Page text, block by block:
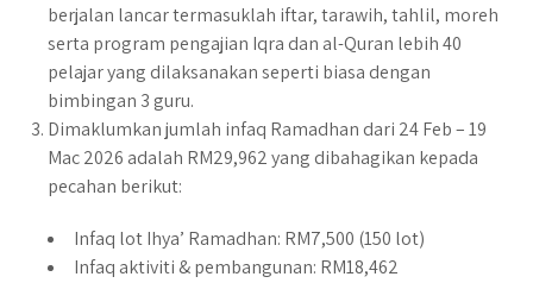
berjalan lancar termasuklah iftar, tarawih, tahlil, moreh
serta program pengajian Iqra dan al-Quran lebih 40
pelajar yang dilaksanakan seperti biasa dengan
bimbingan 3 guru.
Dimaklumkan jumlah infaq Ramadhan dari 24 Feb – 19
Mac 2026 adalah RM29,962 yang dibahagikan kepada
pecahan berikut:
Infaq lot Ihya’ Ramadhan: RM7,500 (150 lot)
Infaq aktiviti & pembangunan: RM18,462